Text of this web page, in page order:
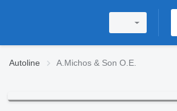
Autoline A.Michos & Son O.E.